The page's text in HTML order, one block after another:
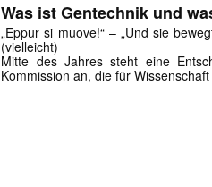
Was ist Gentechnik und
„Eppur si muove!“ – „Und sie
(vielleicht)
Mitte des Jahres steht eine
Kommission an, die für